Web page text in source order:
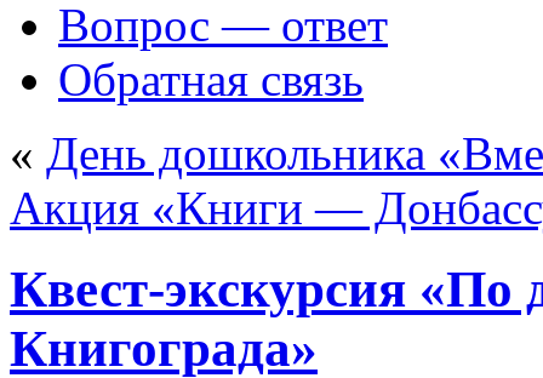
Вопрос — ответ
Обратная связь
« День дошкольника
Акция «Книги —
Квест-экскурсия «По
Книгограда»